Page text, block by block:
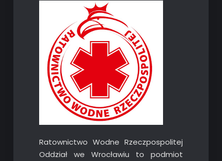
Ratownictwo Wodne Rzeczpospolitej
Oddział we Wrocławiu to podmiot